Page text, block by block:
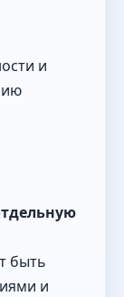
и
быть
и